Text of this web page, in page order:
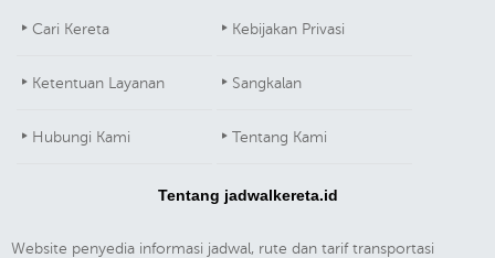
Cari Kereta Kebijakan Privasi
Ketentuan Layanan Sangkalan
Hubungi Kami Tentang Kami
Tentang jadwalkereta.id
Website penyedia informasi jadwal, rute dan tarif transportasi